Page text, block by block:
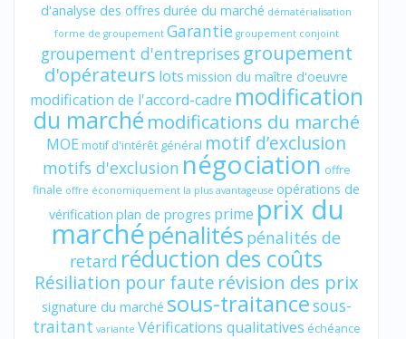
d'analyse des offres durée du marché dématérialisation
forme de groupement Garantie groupement conjoint
groupement d'entreprises groupement
d'opérateurs lots mission du maître d'oeuvre
modification de l'accord-cadre modification
du marché modifications du marché
MOE motif d'intérêt général motif d’exclusion
motifs d'exclusion négociation offre
finale offre économiquement la plus avantageuse opérations de
vérification plan de progres prime prix du
marchépénalités pénalités de
retard réduction des coûts
Résiliation pour faute révision des prix
signature du marché sous-traitancesous-
traitant variante Vérifications qualitatives échéance